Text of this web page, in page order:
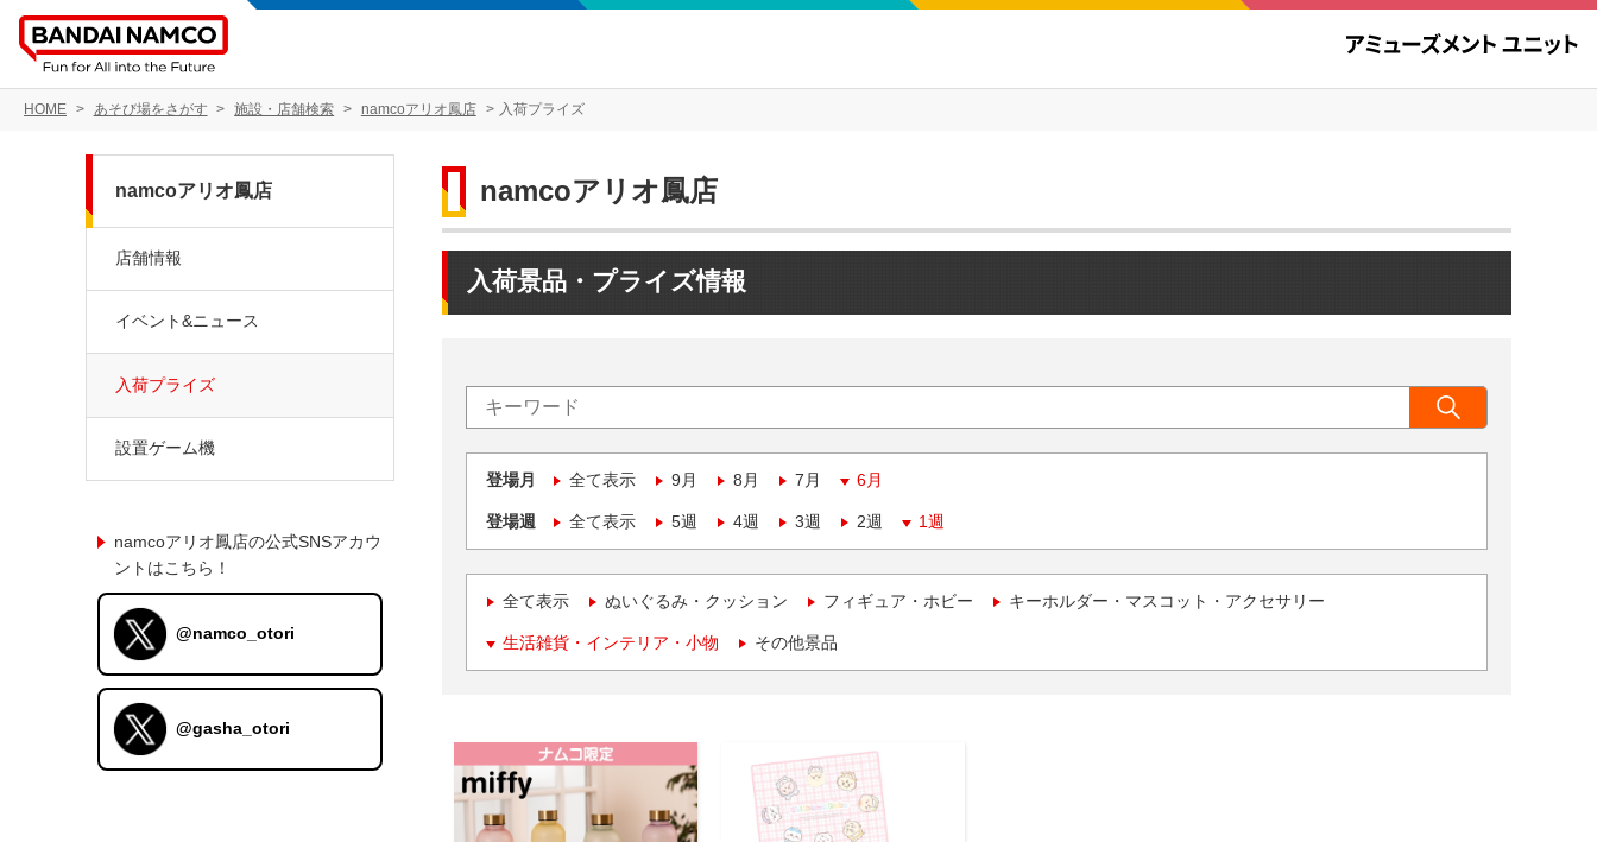
HOME あそび場をさがす 施設・店舗検索 namcoアリオ鳳店 入荷プライズ
namcoアリオ鳳店
入荷景品・プライズ情報
登場月 全て表示 9月 8月 7月 6月
登場週 全て表示 5週 4週 3週 2週 1週
全て表示 ぬいぐるみ・クッション フィギュア・ホビー キーホルダー・マスコット・アクセサリー
生活雑貨・インテリア・小物 その他景品
namcoアリオ鳳店
店舗情報
イベント&ニュース
入荷プライズ
設置ゲーム機
namcoアリオ鳳店の公式SNSアカウ
ントはこちら！
@namco_otori
@gasha_otori